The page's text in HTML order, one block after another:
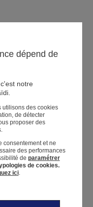
dépend de
notre
utilisons des cookies
de détecter
proposer des
consentement et ne
des performances
de paramétrer
de cookies.
ici.